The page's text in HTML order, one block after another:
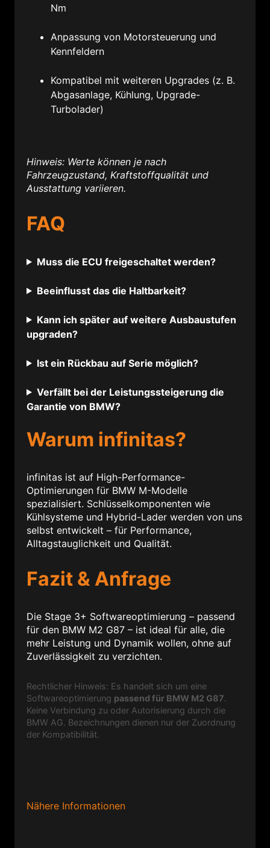
Nm
Anpassung von Motorsteuerung und
Kennfeldern
Kompatibel mit weiteren Upgrades (z. B.
Abgasanlage, Kühlung, Upgrade-
Turbolader)
Hinweis: Werte können je nach
Fahrzeugzustand, Kraftstoffqualität und
Ausstattung variieren.
FAQ
Muss die ECU freigeschaltet werden?
Beeinflusst das die Haltbarkeit?
Kann ich später auf weitere Ausbaustufen
upgraden?
Ist ein Rückbau auf Serie möglich?
Verfällt bei der Leistungssteigerung die
Garantie von BMW?
Warum infinitas?
infinitas ist auf High-Performance-
Optimierungen für BMW M-Modelle
spezialisiert. Schlüsselkomponenten wie
Kühlsysteme und Hybrid-Lader werden von uns
selbst entwickelt – für Performance,
Alltagstauglichkeit und Qualität.
Fazit & Anfrage
Die Stage 3+ Softwareoptimierung – passend
für den BMW M2 G87 – ist ideal für alle, die
mehr Leistung und Dynamik wollen, ohne auf
Zuverlässigkeit zu verzichten.
Rechtlicher Hinweis: Es handelt sich um eine
Softwareoptimierung passend für BMW M2 G87.
Keine Verbindung zu oder Autorisierung durch die
BMW AG. Bezeichnungen dienen nur der Zuordnung
der Kompatibilität.
Nähere Informationen